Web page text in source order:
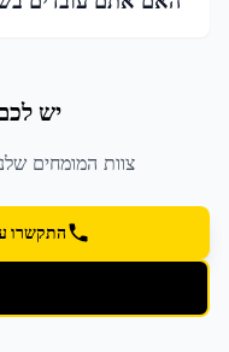
יש
צוות המומחים
התקשרו עכשיו: